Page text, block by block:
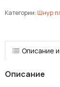
Категории: Шнур
Описание
Описание